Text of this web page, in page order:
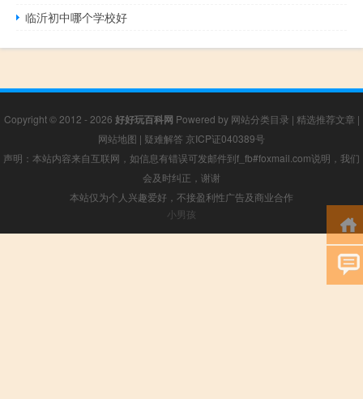
临沂初中哪个学校好
Copyright © 2012 - 2026 好好玩百科网 Powered by 网站分类目录 | 精选推荐文章 |
网站地图 | 疑难解答 京ICP证040389号
声明：本站内容来自互联网，如信息有错误可发邮件到f_fb#foxmail.com说明，我们
会及时纠正，谢谢
本站仅为个人兴趣爱好，不接盈利性广告及商业合作
小男孩